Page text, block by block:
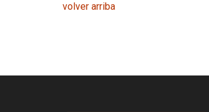
volver arriba